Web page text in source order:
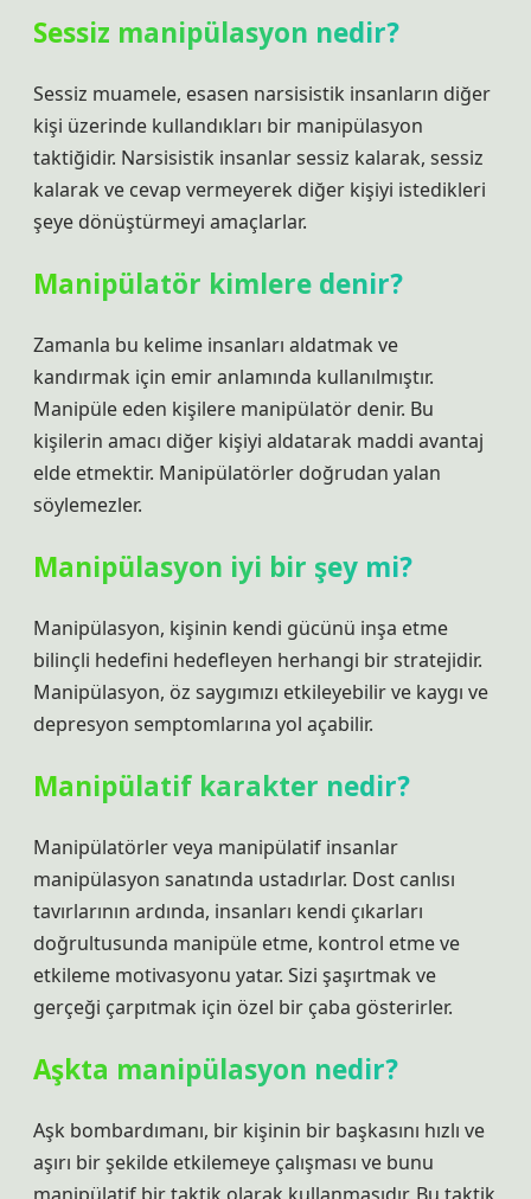
Sessiz manipülasyon nedir?
Sessiz muamele, esasen narsisistik insanların diğer
kişi üzerinde kullandıkları bir manipülasyon
taktiğidir. Narsisistik insanlar sessiz kalarak, sessiz
kalarak ve cevap vermeyerek diğer kişiyi istedikleri
şeye dönüştürmeyi amaçlarlar.
Manipülatör kimlere denir?
Zamanla bu kelime insanları aldatmak ve
kandırmak için emir anlamında kullanılmıştır.
Manipüle eden kişilere manipülatör denir. Bu
kişilerin amacı diğer kişiyi aldatarak maddi avantaj
elde etmektir. Manipülatörler doğrudan yalan
söylemezler.
Manipülasyon iyi bir şey mi?
Manipülasyon, kişinin kendi gücünü inşa etme
bilinçli hedefini hedefleyen herhangi bir stratejidir.
Manipülasyon, öz saygımızı etkileyebilir ve kaygı ve
depresyon semptomlarına yol açabilir.
Manipülatif karakter nedir?
Manipülatörler veya manipülatif insanlar
manipülasyon sanatında ustadırlar. Dost canlısı
tavırlarının ardında, insanları kendi çıkarları
doğrultusunda manipüle etme, kontrol etme ve
etkileme motivasyonu yatar. Sizi şaşırtmak ve
gerçeği çarpıtmak için özel bir çaba gösterirler.
Aşkta manipülasyon nedir?
Aşk bombardımanı, bir kişinin bir başkasını hızlı ve
aşırı bir şekilde etkilemeye çalışması ve bunu